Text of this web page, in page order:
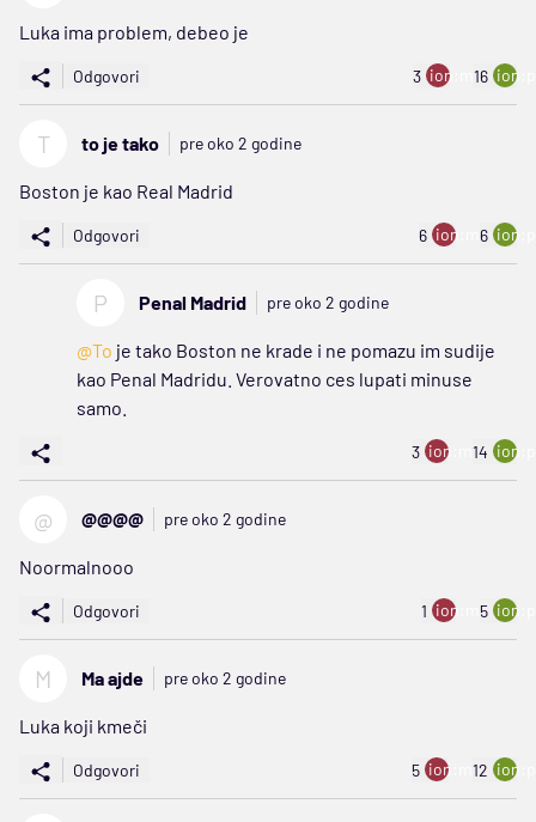
Luka ima problem, debeo je
Odgovori 3 ion:minus
16
T to je tako pre oko 2 godine
Boston je kao Real Madrid
Odgovori 6 ion:minus
6
P Penal Madrid pre oko 2 godine
@To je tako Boston ne krade i ne pomazu im sudije
kao Penal Madridu. Verovatno ces lupati minuse
samo.
3 ion:minus
14
@ @@@@ pre oko 2 godine
Noormalnooo
Odgovori 1 ion:minus
5
M Ma ajde pre oko 2 godine
Luka koji kmeči
Odgovori 5 ion:minus
12